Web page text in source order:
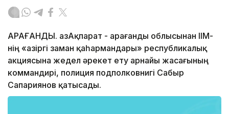
ҚАРАҒАНДЫ. ҚазАқпарат - Қарағанды облысынан ІІМ-
нің «Қазіргі заман қаһармандары» республикалық
акциясына жедел әрекет ету арнайы жасағының
коммандирі, полиция подполковнигі Сабыр
Сапариянов қатысады.